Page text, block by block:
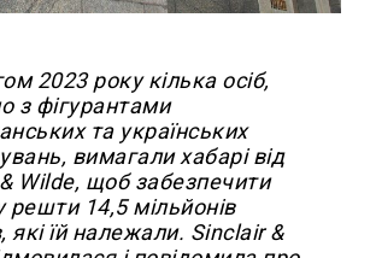
2023 року кілька осіб,
з фігурантами
та українських
вимагали хабарі від
Wilde, щоб забезпечити
решти 14,5 мільйонів
які їй належали. Sinclair &